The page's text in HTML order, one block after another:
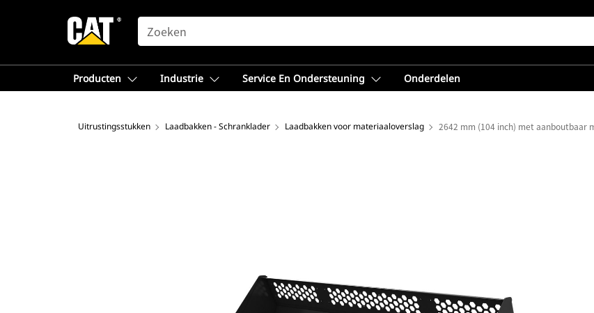
SEARCH
Producten Industrie Service En Ondersteuning Onderdelen
Uitrustingsstukken Laadbakken - Schranklader Laadbakken voor materiaaloverslag 2642 mm (104 inch) met aanboutbaar